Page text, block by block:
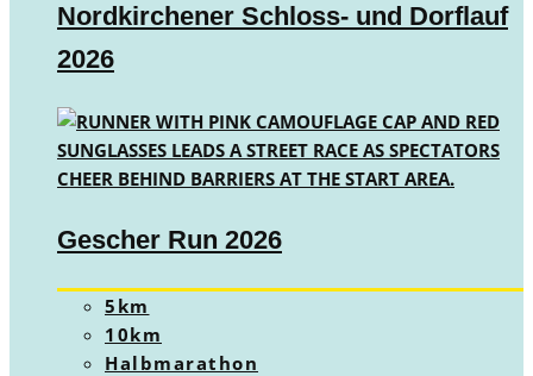
Nordkirchener Schloss- und Dorflauf
2026
Gescher Run 2026
5km
10km
Halbmarathon